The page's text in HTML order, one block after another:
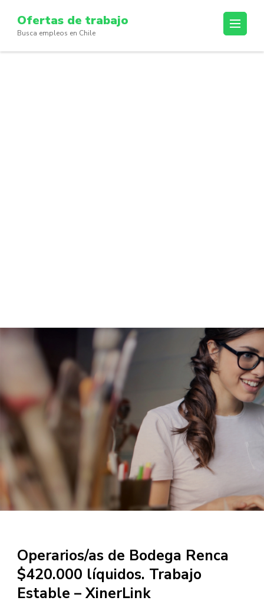
content
(Press
Ofertas de trabajo
Busca empleos en Chile
Operarios/as de Bodega Renca
$420.000 líquidos. Trabajo
Estable – XinerLink